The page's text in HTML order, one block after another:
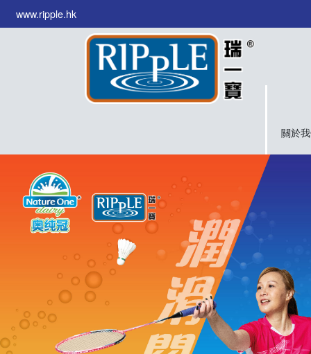
www.ripple.hk
關於